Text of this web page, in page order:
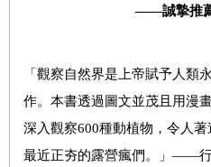
——誠摯推
「觀察自然界是上帝賦予人類
作。本書透過圖文並茂且用漫
深入觀察600種動植物，令人
最近正夯的露營瘋們。」 ——